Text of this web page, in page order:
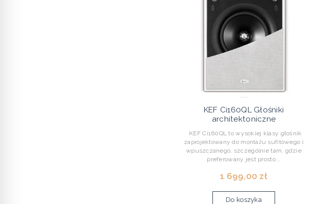
KEF Ci160QL Głośniki
architektoniczne
KEF Ci160QL to wysokiej klasy głośnik
zaprojektowany do montażu sufitowego i
wpuszczanego, szczególnie tam, gdzie
preferowany jest prosto...
1 699,00 zł
Do koszyka